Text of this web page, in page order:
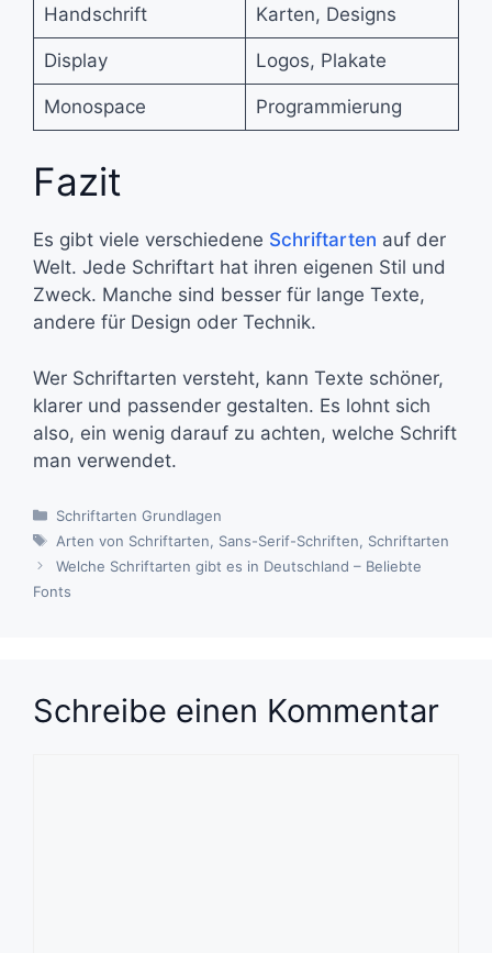
Handschrift Karten, Designs
Display Logos, Plakate
Monospace Programmierung
Fazit
Es gibt viele verschiedene Schriftarten auf der
Welt. Jede Schriftart hat ihren eigenen Stil und
Zweck. Manche sind besser für lange Texte,
andere für Design oder Technik.
Wer Schriftarten versteht, kann Texte schöner,
klarer und passender gestalten. Es lohnt sich
also, ein wenig darauf zu achten, welche Schrift
man verwendet.
Kategorien
Schriftarten Grundlagen
Schlagwörter
Arten von Schriftarten, Sans-Serif-Schriften, Schriftarten
Welche Schriftarten gibt es in Deutschland – Beliebte
Fonts
Schreibe einen Kommentar